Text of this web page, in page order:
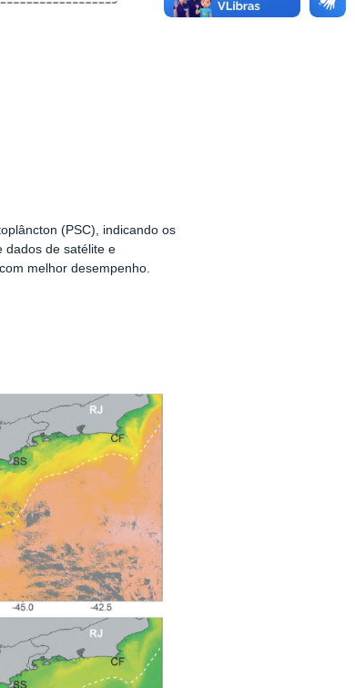
(PSC), indicando os
dados de satélite e
melhor desempenho.